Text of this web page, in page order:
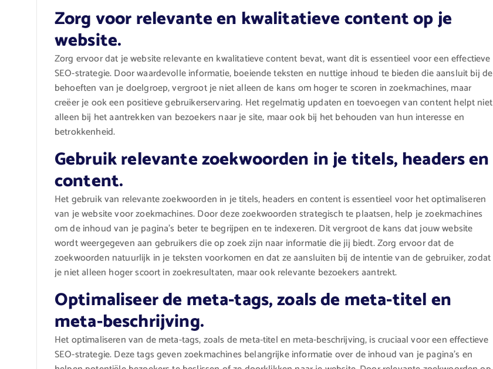
Zorg voor relevante en kwalitatieve content op je
website.
Zorg ervoor dat je website relevante en kwalitatieve content bevat, want dit is essentieel voor een effectieve
SEO-strategie. Door waardevolle informatie, boeiende teksten en nuttige inhoud te bieden die aansluit bij de
behoeften van je doelgroep, vergroot je niet alleen de kans om hoger te scoren in zoekmachines, maar
creëer je ook een positieve gebruikerservaring. Het regelmatig updaten en toevoegen van content helpt niet
alleen bij het aantrekken van bezoekers naar je site, maar ook bij het behouden van hun interesse en
betrokkenheid.
Gebruik relevante zoekwoorden in je titels, headers en
content.
Het gebruik van relevante zoekwoorden in je titels, headers en content is essentieel voor het optimaliseren
van je website voor zoekmachines. Door deze zoekwoorden strategisch te plaatsen, help je zoekmachines
om de inhoud van je pagina’s beter te begrijpen en te indexeren. Dit vergroot de kans dat jouw website
wordt weergegeven aan gebruikers die op zoek zijn naar informatie die jij biedt. Zorg ervoor dat de
zoekwoorden natuurlijk in je teksten voorkomen en dat ze aansluiten bij de intentie van de gebruiker, zodat
je niet alleen hoger scoort in zoekresultaten, maar ook relevante bezoekers aantrekt.
Optimaliseer de meta-tags, zoals de meta-titel en
meta-beschrijving.
Het optimaliseren van de meta-tags, zoals de meta-titel en meta-beschrijving, is cruciaal voor een effectieve
SEO-strategie. Deze tags geven zoekmachines belangrijke informatie over de inhoud van je pagina’s en